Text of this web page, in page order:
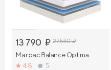
13 790 ₽ 27 580₽
Матрас Balance Optima
4.8
5